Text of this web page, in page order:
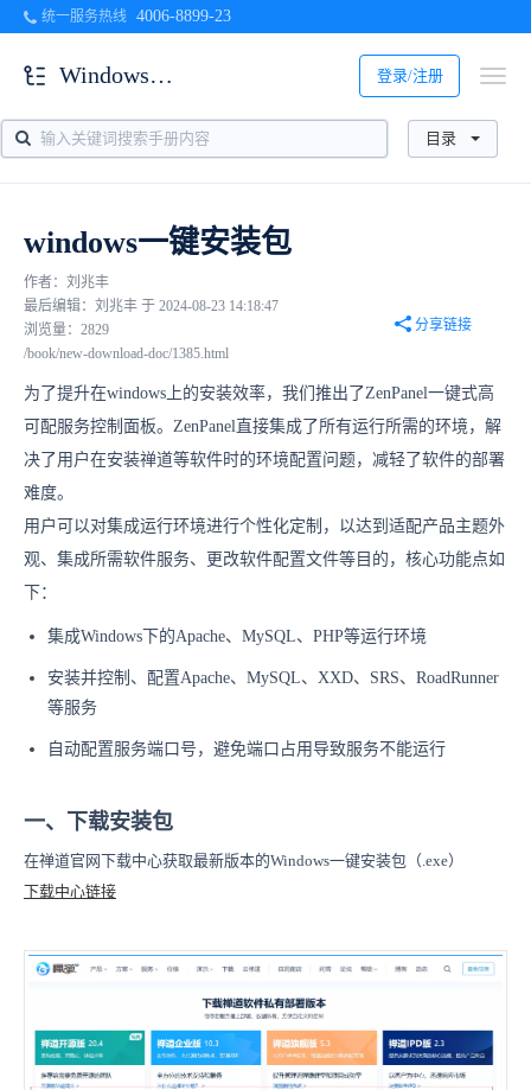
统一服务热线 4006-8899-23
登录/注册
Windows平台安装
目录
windows一键安装包
作者：刘兆丰
最后编辑：刘兆丰 于 2024-08-23 14:18:47
浏览量：2829
分享链接
/book/new-download-doc/1385.html
为了提升在windows上的安装效率，我们推出了ZenPanel一键式高
可配服务控制面板。ZenPanel直接集成了所有运行所需的环境，解
决了用户在安装禅道等软件时的环境配置问题，减轻了软件的部署
难度。
用户可以对集成运行环境进行个性化定制，以达到适配产品主题外
观、集成所需软件服务、更改软件配置文件等目的，核心功能点如
下：
集成Windows下的Apache、MySQL、PHP等运行环境
安装并控制、配置Apache、MySQL、XXD、SRS、RoadRunner
等服务
自动配置服务端口号，避免端口占用导致服务不能运行
一、下载安装包
在禅道官网下载中心获取最新版本的Windows一键安装包（.exe）
下载中心链接